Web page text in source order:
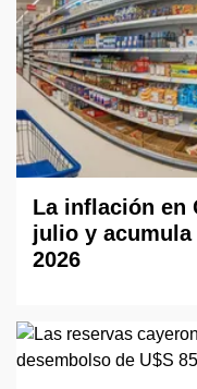
La inflación en
julio y acumula
2026